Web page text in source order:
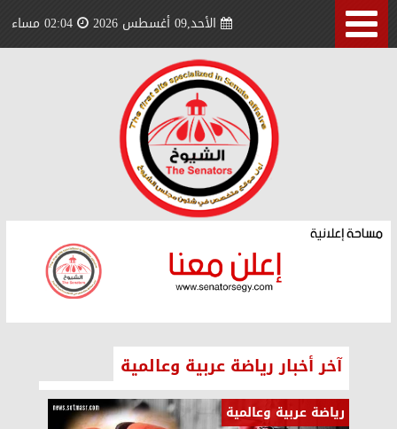
الأحد,09 أغسطس 2026 02:04 مساء
آخر أخبار رياضة عربية وعالمية
رياضة عربية وعالمية